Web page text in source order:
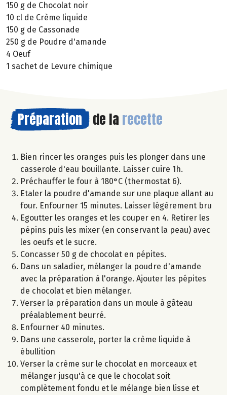
150 g de Chocolat noir
10 cl de Crème liquide
150 g de Cassonade
250 g de Poudre d'amande
4 Oeuf
1 sachet de Levure chimique
Préparation de la recette
Bien rincer les oranges puis les plonger dans une
casserole d'eau bouillante. Laisser cuire 1h.
Préchauffer le four à 180°C (thermostat 6).
Etaler la poudre d'amande sur une plaque allant au
four. Enfourner 15 minutes. Laisser légèrement bru
Egoutter les oranges et les couper en 4. Retirer les
pépins puis les mixer (en conservant la peau) avec
les oeufs et le sucre.
Concasser 50 g de chocolat en pépites.
Dans un saladier, mélanger la poudre d'amande
avec la préparation à l'orange. Ajouter les pépites
de chocolat et bien mélanger.
Verser la préparation dans un moule à gâteau
préalablement beurré.
Enfourner 40 minutes.
Dans une casserole, porter la crème liquide à
ébullition
Verser la crème sur le chocolat en morceaux et
mélanger jusqu'à ce que le chocolat soit
complètement fondu et le mélange bien lisse et